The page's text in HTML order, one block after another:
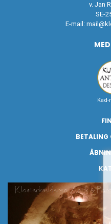
v. Jan
SE-
E-mail:
BETALING